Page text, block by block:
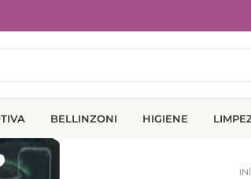
BELLINZONI HIGIENE